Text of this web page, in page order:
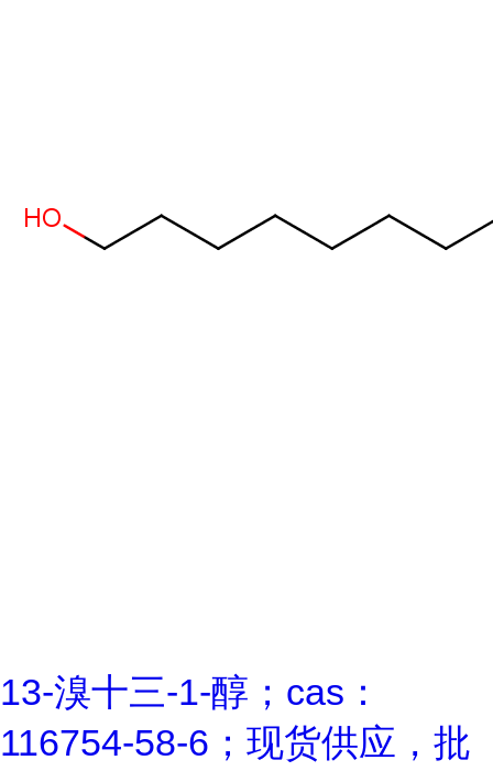
13-溴十三-1-醇；cas：
116754-58-6；现货供应，批